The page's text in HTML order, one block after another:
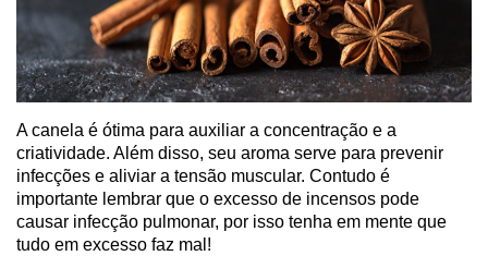
A canela é ótima para auxiliar a concentração e a
criatividade. Além disso, seu aroma serve para prevenir
infecções e aliviar a tensão muscular. Contudo é
importante lembrar que o excesso de incensos pode
causar infecção pulmonar, por isso tenha em mente que
tudo em excesso faz mal!